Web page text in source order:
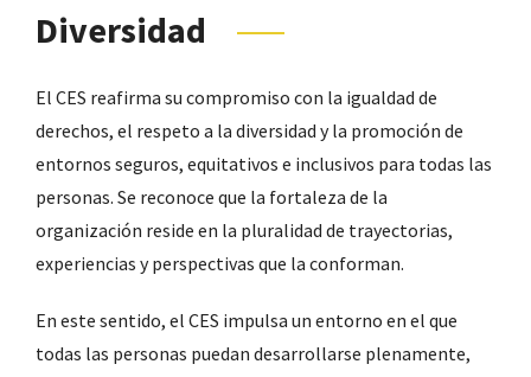
Diversidad
El CES reafirma su compromiso con la igualdad de
derechos, el respeto a la diversidad y la promoción de
entornos seguros, equitativos e inclusivos para todas las
personas. Se reconoce que la fortaleza de la
organización reside en la pluralidad de trayectorias,
experiencias y perspectivas que la conforman.
En este sentido, el CES impulsa un entorno en el que
todas las personas puedan desarrollarse plenamente,